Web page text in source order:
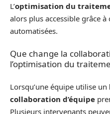
L’optimisation du
alors plus accessible grâce
automatisées.
Que change la
l’optimisation du
Lorsqu’une équipe utilise un
collaboration d’équipe
Plusieurs intervenants